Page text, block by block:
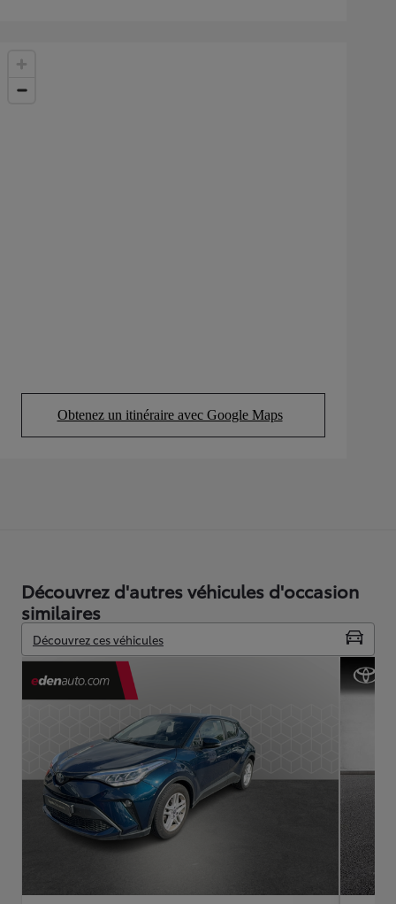
Obtenez un itinéraire avec Google Maps
(Opens in new tab)
Découvrez d'autres véhicules d'occasion
similaires
Découvrez ces véhicules